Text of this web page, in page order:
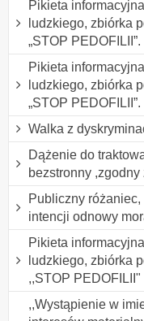
Pikieta
ludzkiego, zbiórka
„STOP PEDOFILII”.
Pikieta
ludzkiego, zbiórka
„STOP PEDOFILII”.
Walka z
Dążenie do
bezstronny
Publiczny
intencji odnowy
Pikieta
ludzkiego, zbiórka
,,STOP PEDOFILII"
,,Wystąpienie w